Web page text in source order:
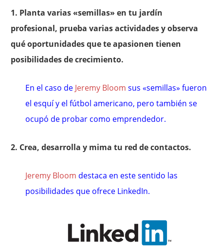
1. Planta varias «semillas» en tu jardín
profesional, prueba varias actividades y observa
qué oportunidades que te apasionen tienen
posibilidades de crecimiento.
En el caso de Jeremy Bloom sus «semillas» fueron
el esquí y el fútbol americano, pero también se
ocupó de probar como emprendedor.
2. Crea, desarrolla y mima tu red de contactos.
Jeremy Bloom destaca en este sentido las
posibilidades que ofrece LinkedIn.